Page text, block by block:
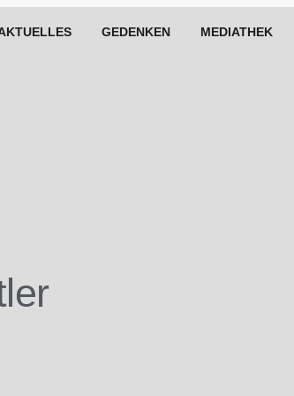
GEDENKEN MEDIATHEK